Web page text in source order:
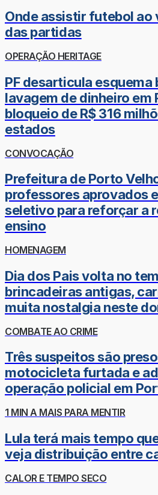
Onde assistir futebol ao
das partidas
OPERAÇÃO HERITAGE
PF desarticula esquema
lavagem de dinheiro em
bloqueio de R$ 316
estados
CONVOCAÇÃO
Prefeitura de Porto
professores aprovados
seletivo para reforçar a
ensino
HOMENAGEM
Dia dos Pais volta no
brincadeiras antigas,
muita nostalgia neste
COMBATE AO CRIME
Três suspeitos são
motocicleta furtada e
operação policial em
1 MIN A MAIS PARA MENTIR
Lula terá mais tempo
veja distribuição entre
CALOR E TEMPO SECO